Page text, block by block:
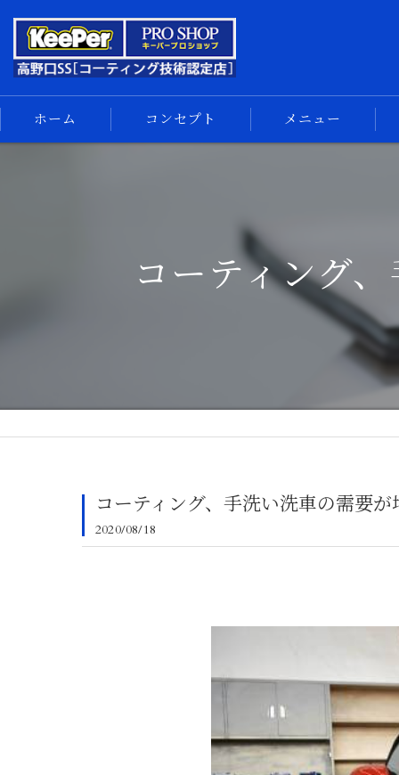
ホーム コンセプト メニュー
車内清掃
サイドメニュー
コーティング
コーティング、手洗い洗車の需要
2020/08/18